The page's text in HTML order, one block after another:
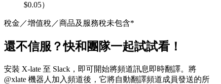
$0.05）
稅金／增值稅／商品及服務稅未包含*
還不信服？快和團隊一起試試看！
安裝 X-late 至 Slack，即可開始將頻道訊息即時翻譯。將
@xlate 機器人加入頻道後，它將自動翻譯頻道成員發送的所